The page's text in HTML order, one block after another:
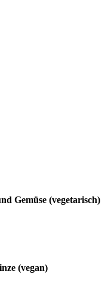
Gemüse (vegetarisch)
(vegan)